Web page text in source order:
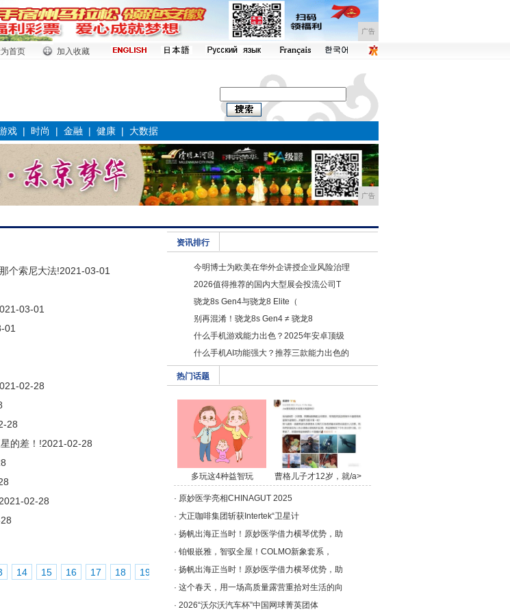
广告
首页 加入收藏
戏 | 时尚 | 金融 | 健康 | 大数据
广告
个索尼大法!2021-03-01
03-01
01
02-28
28
的差！!2021-02-28
2021-02-28
14 15 16 17 18 19
20
资讯排行
今明博士为欧美在华外企讲授企业风险治理
2026值得推荐的国内大型展会投流公司T
骁龙8s Gen4与骁龙8 Elite（
别再混淆！骁龙8s Gen4 ≠ 骁龙8
什么手机游戏能力出色？2025年安卓顶级
什么手机AI功能强大？推荐三款能力出色的
热门话题
多玩这4种益智玩
具，/a>
曹格儿子才12岁，就/a>
· 原妙医学亮相CHINAGUT 2025
· 大正咖啡集团斩获Intertek“卫星计
· 扬帆出海正当时！原妙医学借力横琴优势，助
· 铂银嵌雅，智驭全屋！COLMO新象套系，
· 扬帆出海正当时！原妙医学借力横琴优势，助
· 这个春天，用一场高质量露营重拾对生活的向
· 2026“沃尔沃汽车杯”中国网球菁英团体